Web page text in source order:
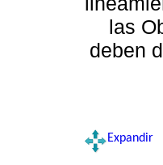
las
deben
Expandir